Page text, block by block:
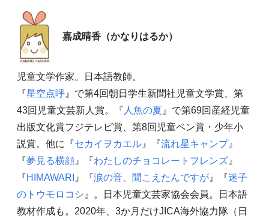
嘉成晴香（かなりはるか）
児童文学作家。日本語教師。
『星空点呼』で第4回朝日学生新聞社児童文学賞、第
43回児童文芸新人賞。『 人魚の夏 』で第69回産経児童
出版文化賞フジテレビ賞、第8回児童ペン賞・少年小
説賞。他に『セカイヲカエル』『流れ星キャンプ』
『夢見る横顔』『わたしのチョコレートフレンズ』
『HIMAWARI 』『涙の音、聞こえたんですが』『迷子
のトウモロコシ 』。日本児童文芸家協会会員。日本語
教材作成も。2020年、3か月だけJICA海外協力隊（日